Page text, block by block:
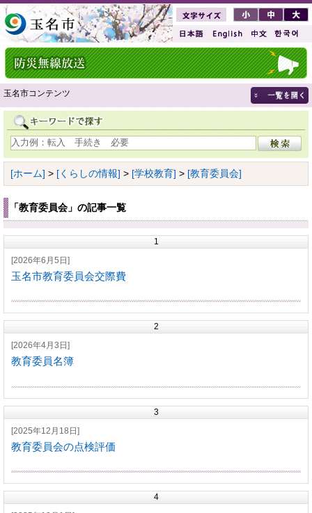
玉名市コンテンツ
[ホーム] > [くらしの情報] > [学校教育] > [教育委員会]
「教育委員会」の記事一覧
1
[2026年6月5日]
玉名市教育委員会交際費
2
[2026年4月3日]
教育委員名簿
3
[2025年12月18日]
教育委員会の点検評価
4